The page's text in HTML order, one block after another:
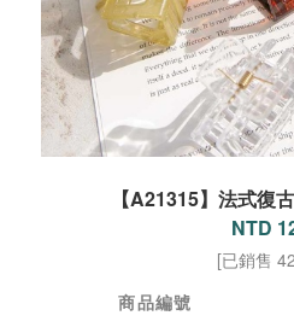
【A21315】法式復
NTD
[已銷售
商品編號